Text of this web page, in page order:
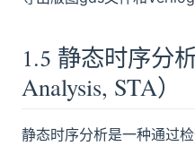
1.5 静态时序分
Analysis, STA）
静态时序分析是一种通过